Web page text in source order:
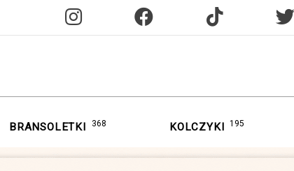
BRANSOLETKI 368 KOLCZYKI 195